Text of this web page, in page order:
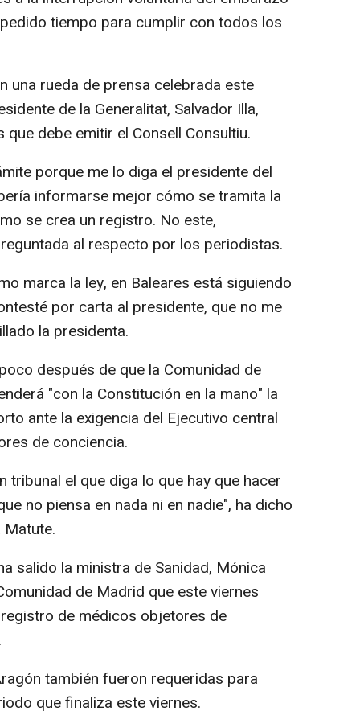
tiempo para cumplir con todos los
una rueda de prensa celebrada este
de la Generalitat, Salvador Illa,
debe emitir el Consell Consultiu.
porque me lo diga el presidente del
informarse mejor cómo se tramita la
se crea un registro. No este,
al respecto por los periodistas.
marca la ley, en Baleares está siguiendo
por carta al presidente, que no me
la presidenta.
después de que la Comunidad de
"con la Constitución en la mano" la
ante la exigencia del Ejecutivo central
de conciencia.
el que diga lo que hay que hacer
no piensa en nada ni en nadie", ha dicho
salido la ministra de Sanidad, Mónica
de Madrid que este viernes
de médicos objetores de
también fueron requeridas para
que finaliza este viernes.